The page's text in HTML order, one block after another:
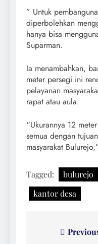
” Untuk
diperbolehkan
hanya bisa
Suparman.
Ia menambahkan,
meter persegi ini
pelayanan
rapat atau aula.
“Ukurannya 12
semua dengan
masyarakat
Tagged: bulurejo
kantor desa
Navigasi